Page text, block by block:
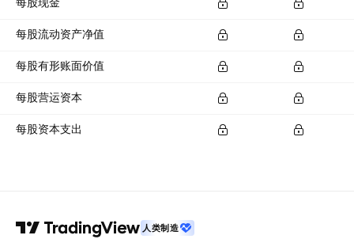
每股流动资产净值
每股有形账面价值
每股营运资本
每股资本支出
人类制造